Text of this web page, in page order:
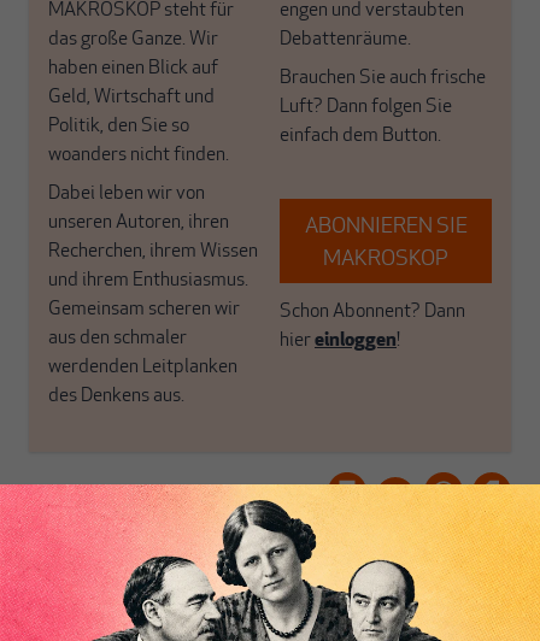
MAKROSKOP steht für
das große Ganze. Wir
haben einen Blick auf
Geld, Wirtschaft und
Politik, den Sie so
woanders nicht finden.
Dabei leben wir von
unseren Autoren, ihren
Recherchen, ihrem Wissen
und ihrem Enthusiasmus.
Gemeinsam scheren wir
aus den schmaler
werdenden Leitplanken
des Denkens aus.
engen und verstaubten
Debattenräume.
Brauchen Sie auch frische
Luft? Dann folgen Sie
einfach dem Button.
ABONNIEREN SIE
MAKROSKOP
Schon Abonnent? Dann
hiereinloggen!
Heiner Flassbeckist Mitbegründer von MAKROSKOP.Er war
Honorarprofessor an der Universität Hamburg, Chef-Volkswirt der
UNCTAD und Staatssekretär im BMF. Seine Hauptarbeitsgebiete sind